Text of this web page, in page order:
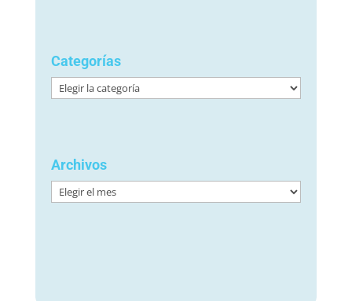
Categorías
Categorías
Archivos
Archivos